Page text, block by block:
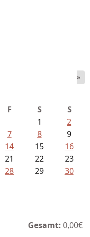
»
F S
S
1
2
7 8
9
14 15
16
21 22
23
28 29
30
Gesamt: 0,00€